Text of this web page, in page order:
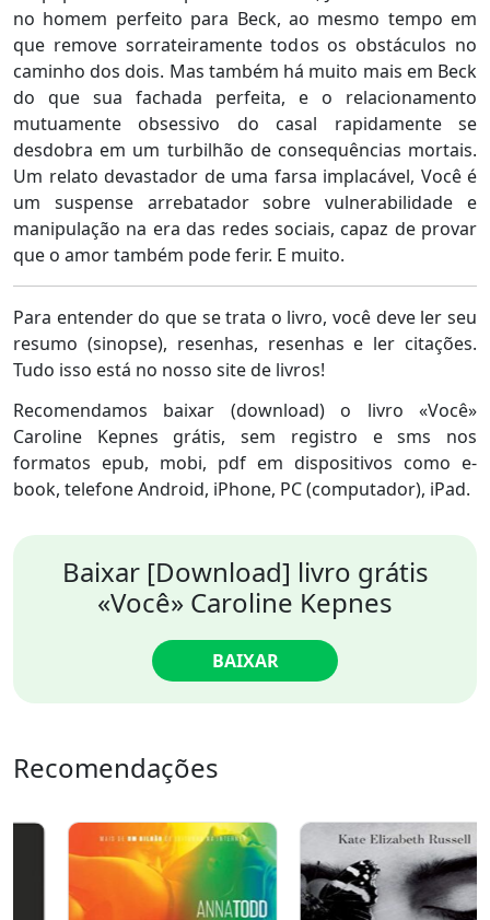
no homem perfeito para Beck, ao mesmo tempo em
que remove sorrateiramente todos os obstáculos no
caminho dos dois. Mas também há muito mais em Beck
do que sua fachada perfeita, e o relacionamento
mutuamente obsessivo do casal rapidamente se
desdobra em um turbilhão de consequências mortais.
Um relato devastador de uma farsa implacável, Você é
um suspense arrebatador sobre vulnerabilidade e
manipulação na era das redes sociais, capaz de provar
que o amor também pode ferir. E muito.
Para entender do que se trata o livro, você deve ler seu
resumo (sinopse), resenhas, resenhas e ler citações.
Tudo isso está no nosso site de livros!
Recomendamos baixar (download) o livro «Você»
Caroline Kepnes grátis, sem registro e sms nos
formatos epub, mobi, pdf em dispositivos como e-
book, telefone Android, iPhone, PC (computador), iPad.
Baixar [Download] livro grátis
«Você» Caroline Kepnes
BAIXAR
Recomendações